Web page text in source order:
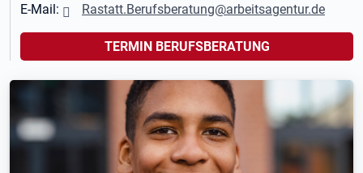
E-Mail: Rastatt.Berufsberatung@arbeitsagentur.de
TERMIN BERUFSBERATUNG